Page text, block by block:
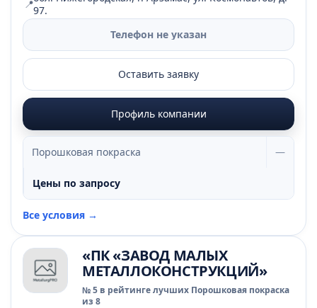
📍97.
Телефон не указан
Оставить заявку
Профиль компании
Порошковая покраска —
Цены по запросу
Все условия →
«ПК «ЗАВОД МАЛЫХ
МЕТАЛЛОКОНСТРУКЦИЙ»
№ 5 в рейтинге лучших Порошковая покраска
из 8